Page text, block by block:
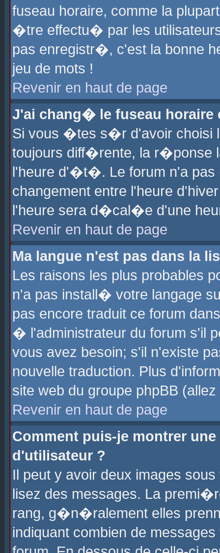
fuseau horaire, comme la
�tre effectu� par les
pas enregistr�, c'est la bonne
jeu de mots !
Revenir en haut de page
J'ai chang� le fuseau horaire
Si vous �tes s�r d'avoir choisi
toujours diff�rente, la r�ponse
l'heure d'�t�. Le forum n'a
changement entre l'heure
l'heure sera d�cal�e d'une
Revenir en haut de page
Ma langue n'est pas dans la
Les raisons les plus probables
n'a pas install� votre langage
pas encore traduit ce forum
� l'administrateur du forum s'il
vous avez besoin; s'il n'existe
nouvelle traduction. Plus
site web du groupe phpBB
Revenir en haut de page
Comment puis-je montrer
d'utilisateur ?
Il peut y avoir deux images
lisez des messages. La
rang, g�n�ralement elles
indiquant combien de